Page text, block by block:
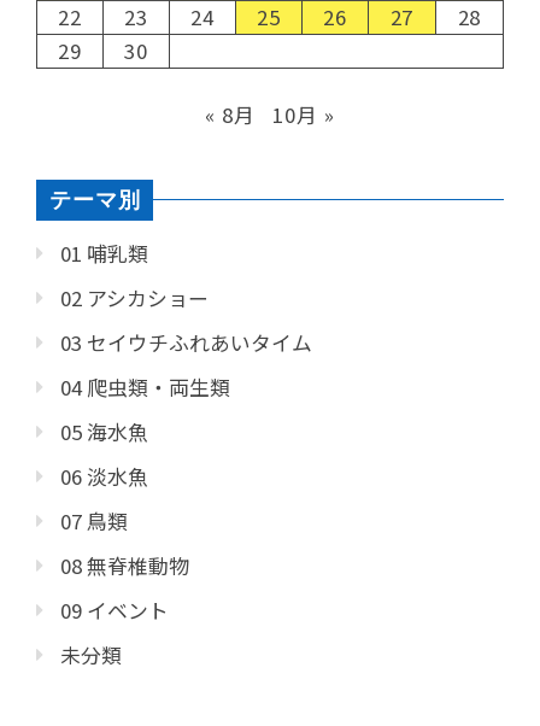
22
23 24 25 26 27
28
29
30
« 8月 10月 »
テーマ別
01 哺乳類
02 アシカショー
03 セイウチふれあいタイム
04 爬虫類・両生類
05 海水魚
06 淡水魚
07 鳥類
08 無脊椎動物
09 イベント
未分類